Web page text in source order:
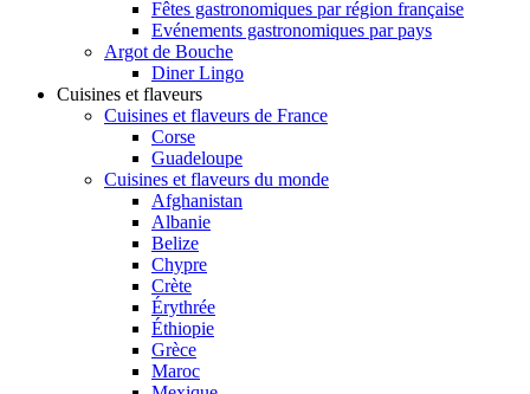
Fêtes gastronomiques par région française
Evénements gastronomiques par pays
Argot de Bouche
Diner Lingo
Cuisines et flaveurs
Cuisines et flaveurs de France
Corse
Guadeloupe
Cuisines et flaveurs du monde
Afghanistan
Albanie
Belize
Chypre
Crète
Érythrée
Éthiopie
Grèce
Maroc